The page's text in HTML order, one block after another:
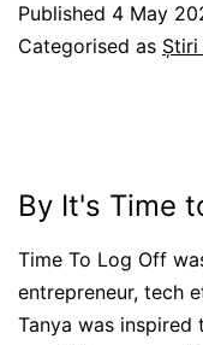
Published 4 May
Categorised as Știri
By It's Time
Time To Log Off
entrepreneur, tech
Tanya was